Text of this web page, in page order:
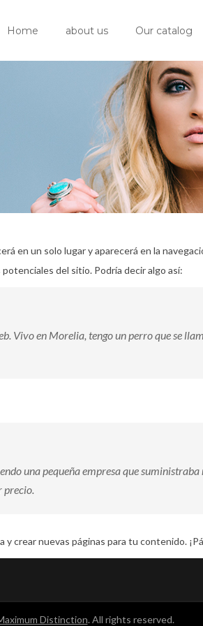
Home about us Our catalog
en un solo lugar y aparecerá en la
del sitio. Podría decir algo así:
Vivo en Morelia, tengo un perro que se
una pequeña empresa que
precio.
y crear nuevas páginas para tu contenido.
Distinction. All rights reserved.